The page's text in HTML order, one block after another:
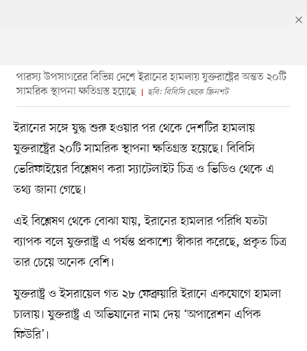
পারস্য উপসাগরের বিভিন্ন দেশে ইরানের হামলায় যুক্তরাষ্ট্রের অন্তত ২০টি
সামরিক স্থাপনা ক্ষতিগ্রস্ত হয়েছে
ছবি: বিবিসি থেকে স্ক্রিনশট
ইরানের সঙ্গে যুদ্ধ শুরু হওয়ার পর থেকে দেশটির হামলায়
যুক্তরাষ্ট্রের ২০টি সামরিক স্থাপনা ক্ষতিগ্রস্ত হয়েছে। বিবিসি
ভেরিফাইয়ের বিশ্লেষণ করা স্যাটেলাইট চিত্র ও ভিডিও থেকে এ
তথ্য জানা গেছে।
এই বিশ্লেষণ থেকে বোঝা যায়, ইরানের হামলার পরিধি যতটা
ব্যাপক বলে যুক্তরাষ্ট্র এ পর্যন্ত প্রকাশ্যে স্বীকার করেছে, প্রকৃত চিত্র
তার চেয়ে অনেক বেশি।
যুক্তরাষ্ট্র ও ইসরায়েল গত ২৮ ফেব্রুয়ারি ইরানে একযোগে হামলা
চালায়। যুক্তরাষ্ট্র এ অভিযানের নাম দেয় ‘অপারেশন এপিক
ফিউরি’।